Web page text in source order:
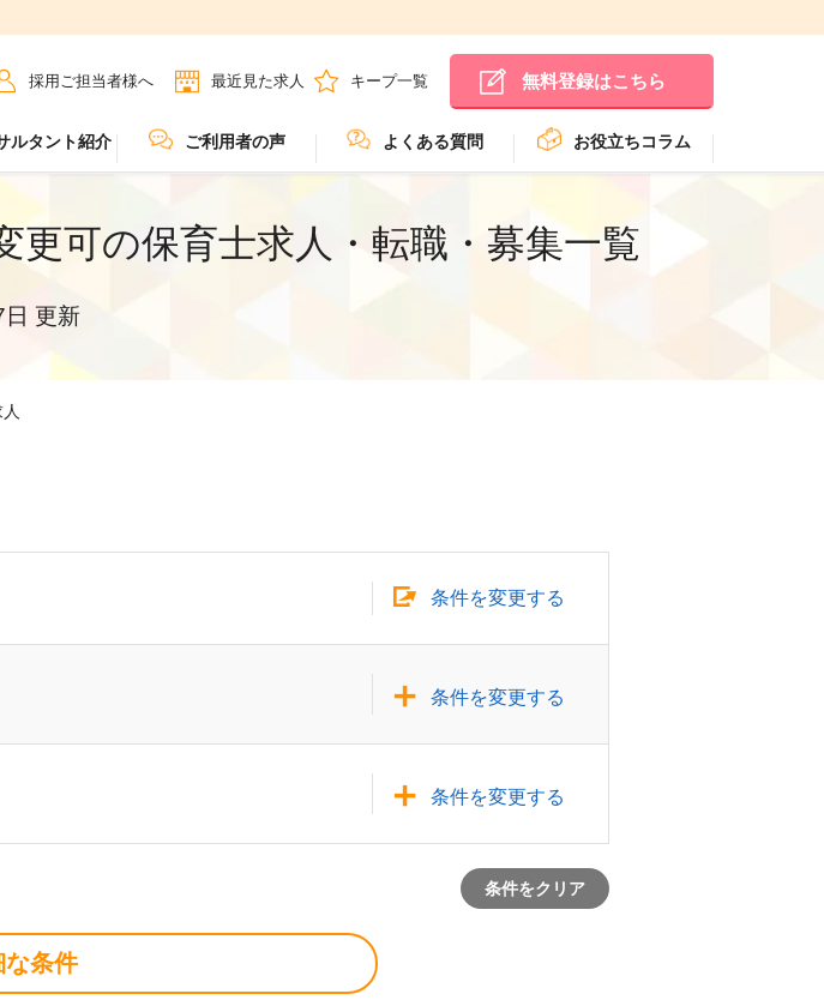
採用ご担当者様へ 最近見た求人 キープ一覧 無料登録はこちら
ルタント紹介 ご利用者の声 よくある質問 お役立ちコラム
更可の保育士求人・転職・募集一覧
更新
条件を変更する
条件を変更する
条件を変更する
条件をクリア
な条件